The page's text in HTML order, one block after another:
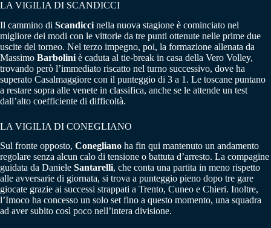
LA VIGILIA DI SCANDICCI
Il cammino di Scandicci nella nuova stagione è cominciato nel
migliore dei modi con le vittorie da tre punti ottenute nelle prime due
uscite del torneo. Nel terzo impegno, poi, la formazione allenata da
Massimo Barbolini è caduta al tie-break in casa della Vero Volley,
trovando però l’immediato riscatto nel turno successivo, dove ha
superato Casalmaggiore con il punteggio di 3 a 1. Le toscane puntano
a restare sopra alle venete in classifica, anche se le attende un test
dall’alto coefficiente di difficoltà.
LA VIGILIA DI CONEGLIANO
Sul fronte opposto, Conegliano ha fin qui mantenuto un andamento
regolare senza alcun calo di tensione o battuta d’arresto. La compagine
guidata da Daniele Santarelli, che conta una partita in meno rispetto
alle avversarie di giornata, si trova a punteggio pieno dopo tre gare
giocate grazie ai successi strappati a Trento, Cuneo e Chieri. Inoltre,
l’Imoco ha concesso un solo set fino a questo momento, una squadra
ad aver subito così poco nell’intera divisione.